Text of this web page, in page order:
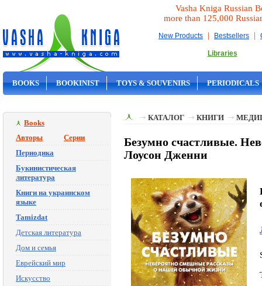
Vasha Kniga Russian
more than 125,000
New Products | Bestsellers |
Libraries
BOOKS BOOKINIST TOYS & SOUVENIRS PERIODICALS
Books
Авторы
Серии
Периодика
Букинистическая
литература
Книги на украинском
языке
Tamizdat
Детская литература
Дом и семья
Еврейский мир
Искусство
КАТАЛОГ КНИГИ
Безумно счастливые.
Лоусон Дженни